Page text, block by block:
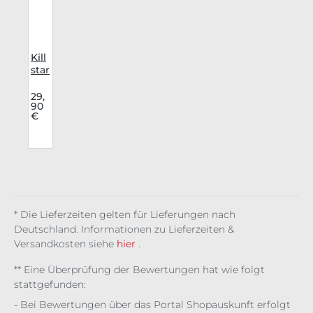
Kill
star
Un
cle
an
rit
29,
90
€
* Die Lieferzeiten gelten für Lieferungen nach
Deutschland. Informationen zu Lieferzeiten &
Versandkosten siehe hier .
** Eine Überprüfung der Bewertungen hat wie folgt
stattgefunden:
- Bei Bewertungen über das Portal Shopauskunft erfolgt